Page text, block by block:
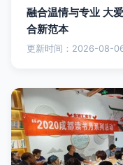
融合温情与专业 大
合新范本
更新时间：2026-08-